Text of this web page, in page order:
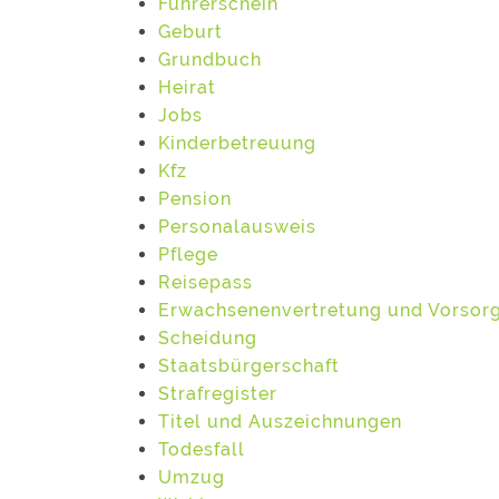
Geburt
Grundbuch
Heirat
Jobs
Kinderbetreuung
Kfz
Pension
Personalausweis
Pflege
Reisepass
Erwachsenenvertretung und
Scheidung
Staatsbürgerschaft
Strafregister
Titel und Auszeichnungen
Todesfall
Umzug